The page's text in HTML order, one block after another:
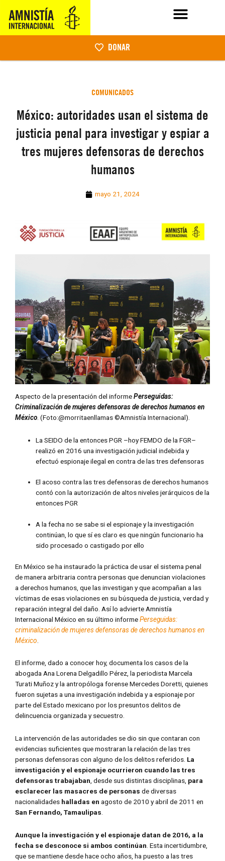
DONAR
COMUNICADOS
México: autoridades usan el sistema de
justicia penal para investigar y espiar a
tres mujeres defensoras de derechos
humanos
mayo 21, 2024
Aspecto de la presentación del informePerseguidas:
Criminalización de mujeres defensoras de derechos humanos en
México . (Foto:@morritaenllamas ©Amnistía Internacional).
La SEIDO de la entonces PGR –hoy FEMDO de la FGR–
realizó en 2016 una investigación judicial indebida y
efectuó espionaje ilegal en contra de las tres defensoras
El acoso contra las tres defensoras de derechos humanos
contó con la autorización de altos niveles jerárquicos de la
entonces PGR
A la fecha no se sabe si el espionaje y la investigación
continúan, lo que sí es claro es que ningún funcionario ha
sido procesado o castigado por ello
En México se ha instaurado la práctica de usar el sistema penal
de manera arbitraria contra personas que denuncian violaciones
a derechos humanos, que las investigan y que acompañan a las
víctimas de esas violaciones en su búsqueda de justicia, verdad y
reparación integral del daño. Así lo advierte Amnistía
Internacional México en su último informePerseguidas:
criminalización de mujeres defensoras de derechos humanos en
México
El informe, dado a conocer hoy, documenta los casos de la
abogada Ana Lorena Delgadillo Pérez, la periodista Marcela
Turati Muñoz y la antropóloga forense Mercedes Doretti, quienes
fueron sujetas a una investigación indebida y a espionaje por
parte del Estado mexicano por los presuntos delitos de
delincuencia organizada y secuestro.
La intervención de las autoridades se dio sin que contaran con
evidencias suficientes que mostraran la relación de las tres
personas defensoras con alguno de los delitos referidos. La
investigación y el espionaje ocurrieron cuando las tres
defensoras trabajaban, desde sus distintas disciplinas, para
esclarecer las masacres de personas de diversas
nacionalidades halladas en agosto de 2010 y abril de 2011 en
San Fernando, Tamaulipas.
Aunque la investigación y el espionaje datan de 2016, a la
fecha se desconoce si ambos continúan. Esta incertidumbre,
que se mantiene desde hace ocho años, ha puesto a las tres